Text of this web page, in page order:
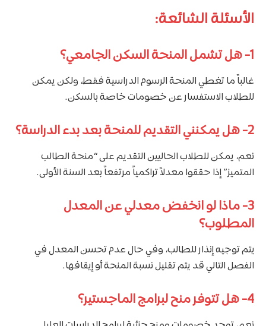
الأسئلة الشائعة:
1- هل تشمل المنحة السكن الجامعي؟
غالباً ما تغطي المنحة الرسوم الدراسية فقط، ولكن يمكن
للطلاب الاستفسار عن خصومات خاصة بالسكن.
2- هل يمكنني التقديم للمنحة بعد بدء الدراسة؟
نعم، يمكن للطلاب الحاليين التقديم على “منحة الطالب
المتميز” إذا حققوا معدلاً تراكمياً مرتفعاً بعد السنة الأولى.
3- ماذا لو انخفض معدلي عن المعدل
المطلوب؟
يتم توجيه إنذار للطالب، وفي حال عدم تحسن المعدل في
الفصل التالي قد يتم تقليل نسبة المنحة أو إيقافها.
4- هل تتوفر منح لبرامج الماجستير؟